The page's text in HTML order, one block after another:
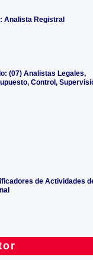
Analista Registral
(07) Analistas Legales,
Control,
de Actividades